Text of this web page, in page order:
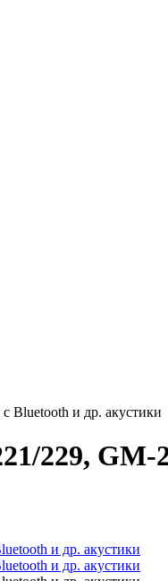
Bluetooth и др. акустики
229, GM-